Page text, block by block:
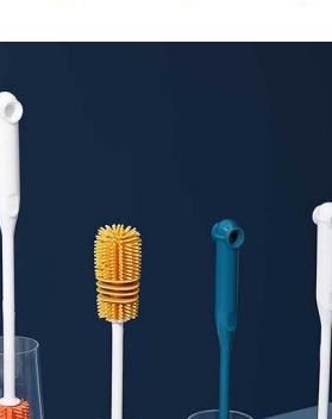
詢問